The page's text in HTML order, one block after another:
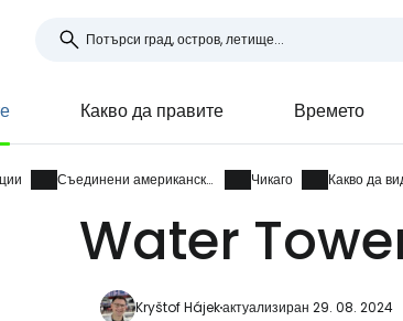
Какво да правите Времето
Съединени американски щати Чикаго Какво да
Water
Kryštof Hájekактуализиран 29. 08. 2024